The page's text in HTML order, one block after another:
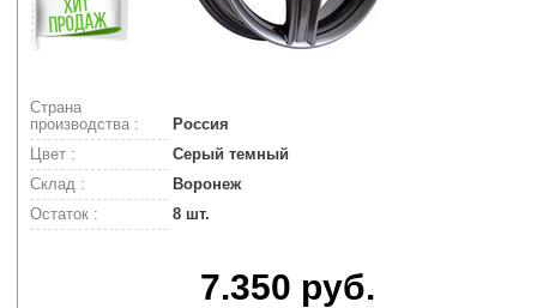
Страна
производства :
Россия
Цвет :
Серый темный
Склад :
Воронеж
Остаток :
8 шт.
7.350 руб.